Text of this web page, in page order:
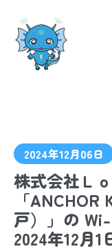
2024年12月06日
株式会社Ｌ
「
戸）」の
2024年12月